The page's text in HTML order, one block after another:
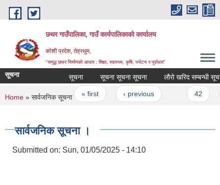
Skip to main content
छथर गाउँपालिका, गाउँ कार्यपालिकाको कार्यालय
कोशी प्रदेश, तेह्रथुम,
"समृद्ध छथर निर्माणको आधार : शिक्षा, स्वास्थ्य, कृषि, पर्यटन र पुर्वाधार”
सूचना सूचना सूचना सूचना सूचना लौरो खरिद सम्बन्धी सूचना
Pages
« first ‹ previous
You are here
Home » सार्वजनिक सूचना ।
सार्वजनिक सूचना ।
Submitted on: Sun, 01/05/2025 - 14:10